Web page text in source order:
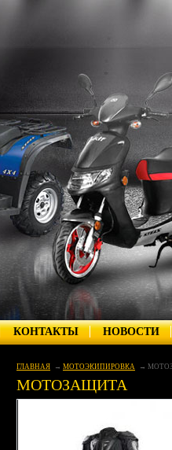
КОНТАКТЫ НОВОСТИ
ГЛАВНАЯ МОТОЭКИПИРОВКА
МОТОЗАЩИТА